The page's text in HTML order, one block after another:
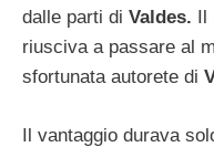
dalle parti di Valdes.
riusciva a passare al
sfortunata autorete di
Il vantaggio durava